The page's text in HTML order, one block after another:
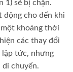
1) sẽ bị chặn.
động cho đến khi
khoảng thời
các thay đổi
lập tức, nhưng
chuyển.